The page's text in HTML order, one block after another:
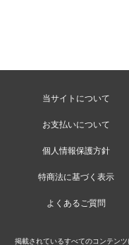
当サイトについて
お支払いについて
個人情報保護方針
特商法に基づく表示
よくあるご質問
掲載されているすべてのコンテン